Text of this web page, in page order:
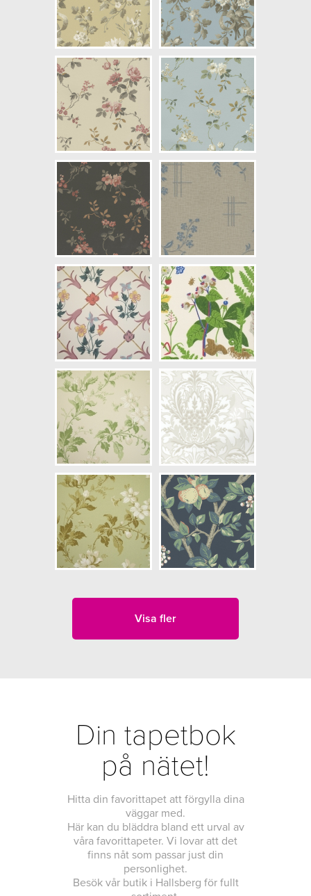
Visa fler
Din tapetbok
på nätet!
Hitta din favorittapet att förgylla dina
väggar med.
Här kan du bläddra bland ett urval av
våra favorittapeter. Vi lovar att det
finns nåt som passar just din
personlighet.
Besök vår butik i Hallsberg för fullt